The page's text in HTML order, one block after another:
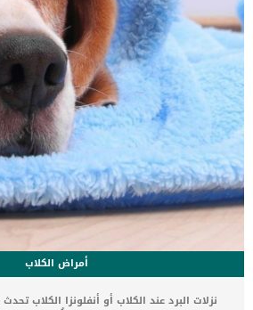
أمراض الكلاب
نزلات البرد عند الكلاب أو أنفلونزا الكلاب